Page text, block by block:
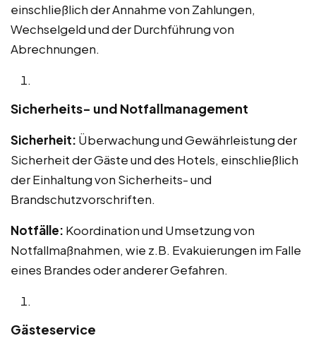
einschließlich der Annahme von Zahlungen,
Wechselgeld und der Durchführung von
Abrechnungen.
Sicherheits- und Notfallmanagement
Sicherheit: Überwachung und Gewährleistung der
Sicherheit der Gäste und des Hotels, einschließlich
der Einhaltung von Sicherheits- und
Brandschutzvorschriften.
Notfälle: Koordination und Umsetzung von
Notfallmaßnahmen, wie z.B. Evakuierungen im Falle
eines Brandes oder anderer Gefahren.
Gästeservice